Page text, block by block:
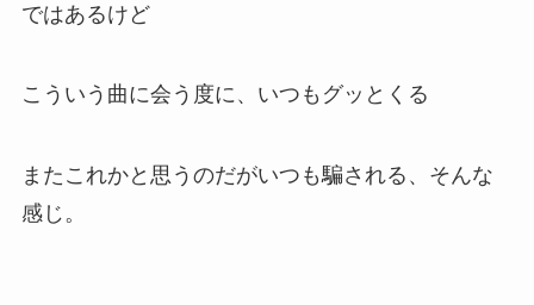
ではあるけど
こういう曲に会う度に、いつもグッとくる
またこれかと思うのだがいつも騙される、そんな
感じ。